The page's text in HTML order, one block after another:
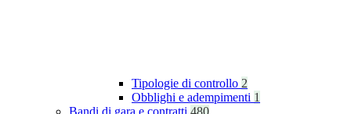
Tipologie di controllo 2
Obblighi e adempimenti 1